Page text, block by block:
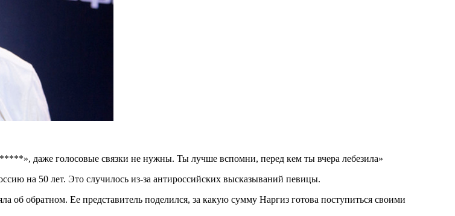
даже голосовые связки не нужны. Ты лучше вспомни, перед кем ты вчера лебезила»
на 50 лет. Это случилось из-за антироссийских высказываний певицы.
об обратном. Ее представитель поделился, за какую сумму Наргиз готова поступиться своими